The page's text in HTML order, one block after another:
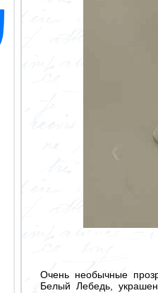
Очень необычные
Белый Лебедь,